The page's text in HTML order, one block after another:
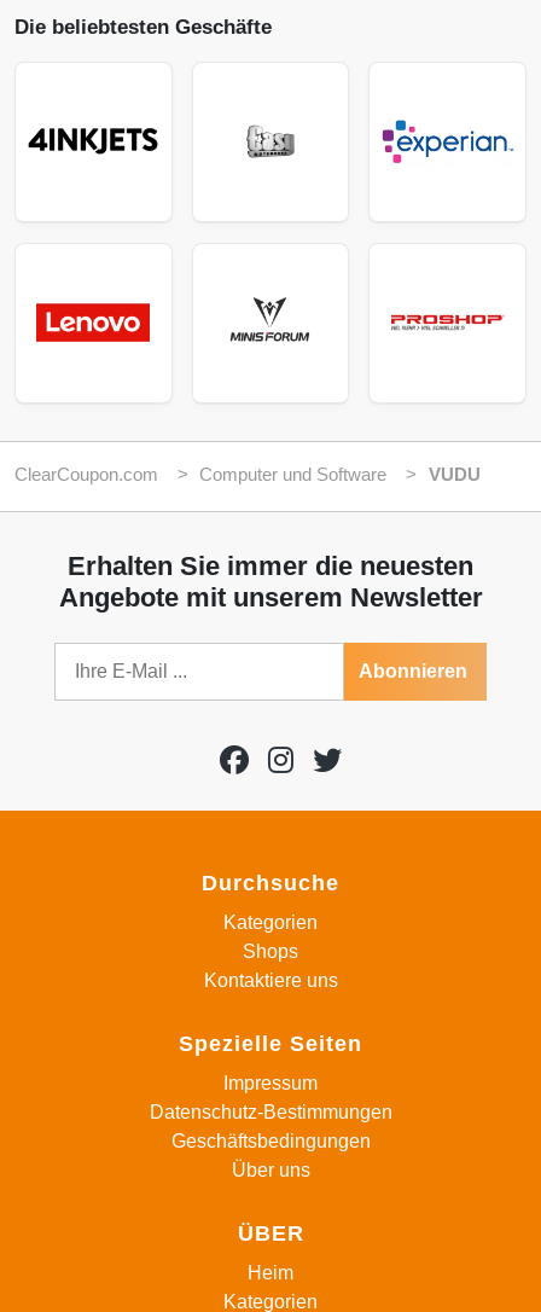
Die beliebtesten Geschäfte
ClearCoupon.com Computer und Software VUDU
Erhalten Sie immer die neuesten
Angebote mit unserem Newsletter
Abonnieren
Durchsuche
Kategorien
Shops
Kontaktiere uns
Spezielle Seiten
Impressum
Datenschutz-Bestimmungen
Geschäftsbedingungen
Über uns
ÜBER
Heim
Kategorien